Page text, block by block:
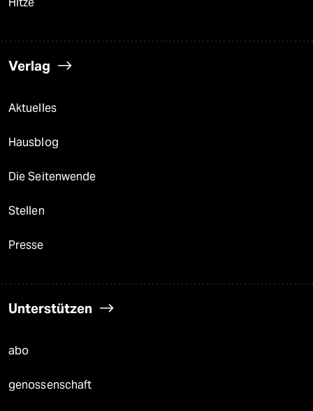
Verlag
Aktuelles
Hausblog
Die Seitenwende
Stellen
Presse
Unterstützen
abo
genossenschaft